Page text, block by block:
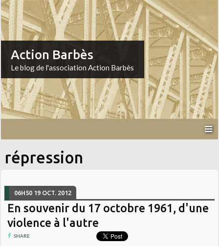
Action Barbès
Le blog de l'association Action Barbès
répression
06H50 19 OCT. 2012
En souvenir du 17 octobre 1961, d'une
violence à l'autre
SHARE